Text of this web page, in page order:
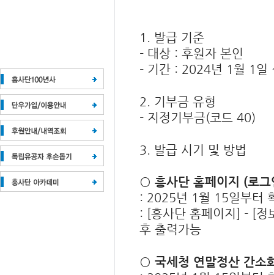
1. 발급 기준
- 대상 : 후원자 본인
- 기간 : 2024년 1 월 1 일
2. 기부금 유형
- 지정기부금(코드 40)
3. 발급 시기 및 방법
○ 흥사단 홈페이지 (로그
: 2025년 1 월 15일부터
: [흥사단 홈페이지 ] - [정
후 출력가능
○ 국세청 연말정산 간소